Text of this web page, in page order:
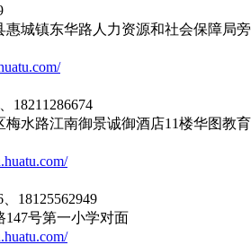
惠城镇东华路人力资源和社会保障局旁
18211286674
水路江南御景诚御酒店11楼华图教育
18125562949
号第一小学对面